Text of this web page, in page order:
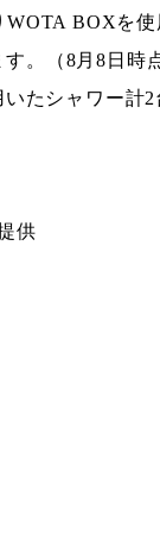
BOXを
。（8月8日時点
たシャワー計
供